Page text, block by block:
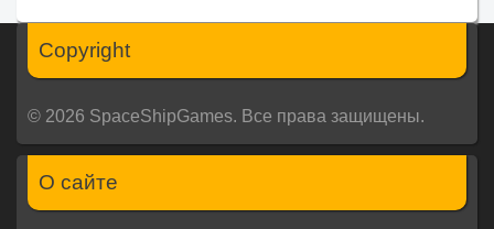
Copyright
© 2026 SpaceShipGames. Все права защищены.
О сайте